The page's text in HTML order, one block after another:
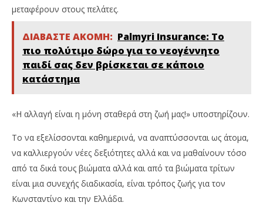
μεταφέρουν στους πελάτες.
ΔΙΑΒΑΣΤΕ ΑΚΟΜΗ: Palmyri Insurance: Το
πιο πολύτιμο δώρο για το νεογέννητο
παιδί σας δεν βρίσκεται σε κάποιο
κατάστημα
«Η αλλαγή είναι η μόνη σταθερά στη ζωή μας!» υποστηρίζουν.
Το να εξελίσσονται καθημερινά, να αναπτύσσονται ως άτομα,
να καλλιεργούν νέες δεξιότητες αλλά και να μαθαίνουν τόσο
από τα δικά τους βιώματα αλλά και από τα βιώματα τρίτων
είναι μια συνεχής διαδικασία, είναι τρόπος ζωής για τον
Κωνσταντίνο και την Ελλάδα.